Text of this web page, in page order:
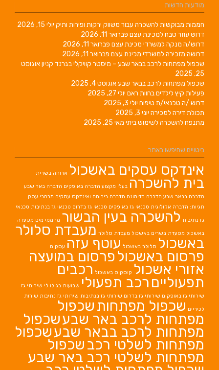
מודעות חדשות
חממות מבוקשות להשכרה עבור משווק ירקות ופירות ותיק יולי 15, 2026
דרוש עוזר טבח למכינת עצם פברואר 11, 2026
דרוש/ה מנקה למשרדי מכינת עצם פברואר 11, 2026
דרושה מזכירה למשרדי מכינת עצם פברואר 11, 2026
שכפול מפתחות לרכב בבאר שבע – מיסטר קוויקלי בגרנד קניוןאוגוסט
25, 2025
שכפול מפתחות לרכב בבאר שבעאוגוסט 4, 2025
פעילות קיץ לילדים בחוות ראם יולי 27, 2025
דרוש /ה טכנאי/ת טיפוח יולי 3, 2025
תכולת דירה למכירה יוני 3, 2025
מתנפח להשכרה לשימוש ביתי מאי 25, 2025
ביטויים שחיפשו באתר
אינדקס עסקים באשכול ארוחה בשרית
בית להשכרה בעלי מקצוע הדברה באופקים הדברה באר שבע
הדברה בבאר שבע הדברה בדימונה הדברה בירוחם ואינדקס עסקים מרחבי עסק
תגיות: הדברה אקולוגית טכנאי גז באופקים טכנאי גז בדרום טכנאי גז בנתיבות טכנאי
גז נתיבות להשכרה בעין הבשור מחממי מים מסעדה
באשכול מסעדת בשרים באשכול מעבדת סלולר מעבדת סלולר
באשכול סלולר באשכול עוטף עזה עסקים
פרסום באשכול פרסום במועצה
אזורי אשכול קוסקוס באשכול רכבים
תפעוליים רכב תפעולי שבועות בגילו לי שירותי גז
שירותי גז באופקים שירותי גז בדרום שירותי גז בנתיבות שירותי גז נתיבות שירות
לכיריים שכפול מפתחות שכפול
מפתחות לרכב באר שבעשכפול
מפתחות לרכב בבאר שבעשכפול
מפתחות לשלטי רכב שכפול
מפתחות לשלטי רכב באר שבע